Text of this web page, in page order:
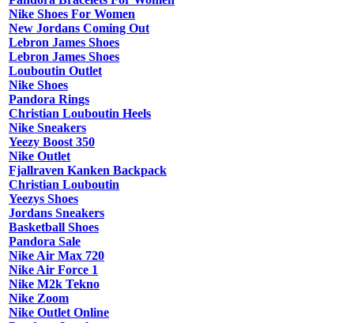
Nike Shoes For Women
New Jordans Coming Out
Lebron James Shoes
Lebron James Shoes
Louboutin Outlet
Nike Shoes
Pandora Rings
Christian Louboutin Heels
Nike Sneakers
Yeezy Boost 350
Nike Outlet
Fjallraven Kanken Backpack
Christian Louboutin
Yeezys Shoes
Jordans Sneakers
Basketball Shoes
Pandora Sale
Nike Air Max 720
Nike Air Force 1
Nike M2k Tekno
Nike Zoom
Nike Outlet Online